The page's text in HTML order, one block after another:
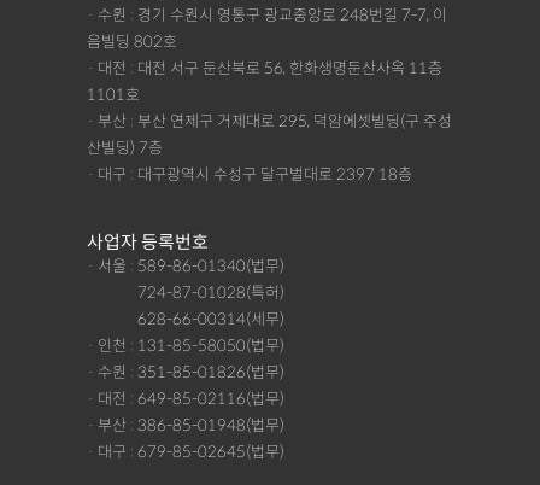
· 수원 : 경기 수원시 영통구 광교중앙로 248번길 7-7, 이
음빌딩 802호
· 대전 : 대전 서구 둔산북로 56, 한화생명둔산사옥 11층
1101호
· 부산 : 부산 연제구 거제대로 295, 덕암에셋빌딩(구 주성
산빌딩) 7층
· 대구 : 대구광역시 수성구 달구벌대로 2397 18층
사업자 등록번호
· 서울 : 589-86-01340(법무)
724-87-01028(특허)
628-66-00314(세무)
· 인천 : 131-85-58050(법무)
· 수원 : 351-85-01826(법무)
· 대전 : 649-85-02116(법무)
· 부산 : 386-85-01948(법무)
· 대구 : 679-85-02645(법무)